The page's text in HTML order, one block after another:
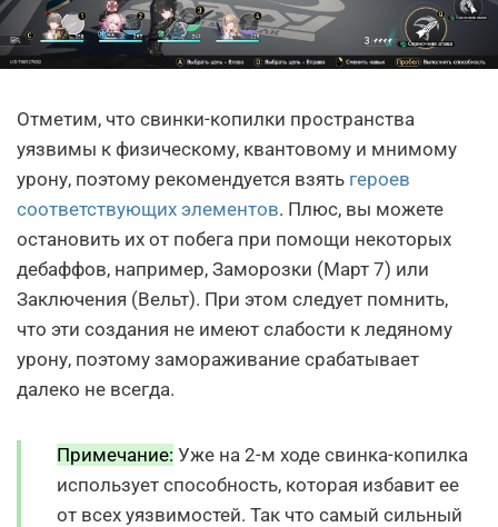
Отметим, что свинки-копилки пространства
уязвимы к физическому, квантовому и мнимому
урону, поэтому рекомендуется взять героев
соответствующих элементов. Плюс, вы можете
остановить их от побега при помощи некоторых
дебаффов, например, Заморозки (Март 7) или
Заключения (Вельт). При этом следует помнить,
что эти создания не имеют слабости к ледяному
урону, поэтому замораживание срабатывает
далеко не всегда.
Примечание: Уже на 2-м ходе свинка-копилка
использует способность, которая избавит ее
от всех уязвимостей. Так что самый сильный